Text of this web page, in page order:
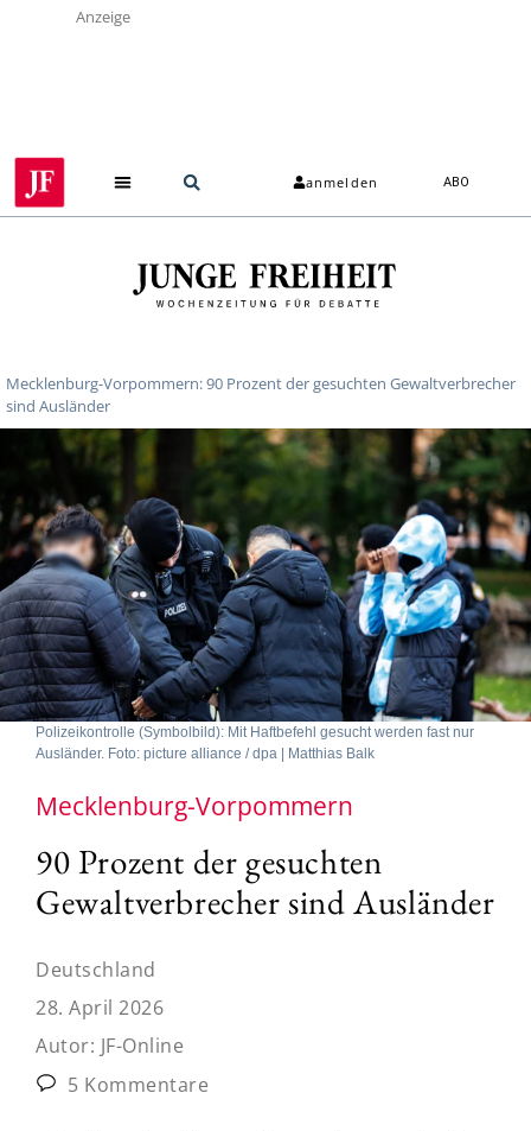
Anzeige
anmelden ABO
Mecklenburg-Vorpommern: 90 Prozent der gesuchten Gewaltverbrecher
sind Ausländer
Polizeikontrolle (Symbolbild): Mit Haftbefehl gesucht werden fast nur
Ausländer. Foto: picture alliance / dpa | Matthias Balk
Mecklenburg-Vorpommern
90 Prozent der gesuchten
Gewaltverbrecher sind Ausländer
Deutschland
28. April 2026
Autor: JF-Online
5 Kommentare